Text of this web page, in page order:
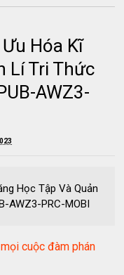
Hóa Kĩ
Lí Tri Thức
AWZ3-
Học Tập Và Quản
AWZ3-PRC-MOBI
cuộc đàm phán